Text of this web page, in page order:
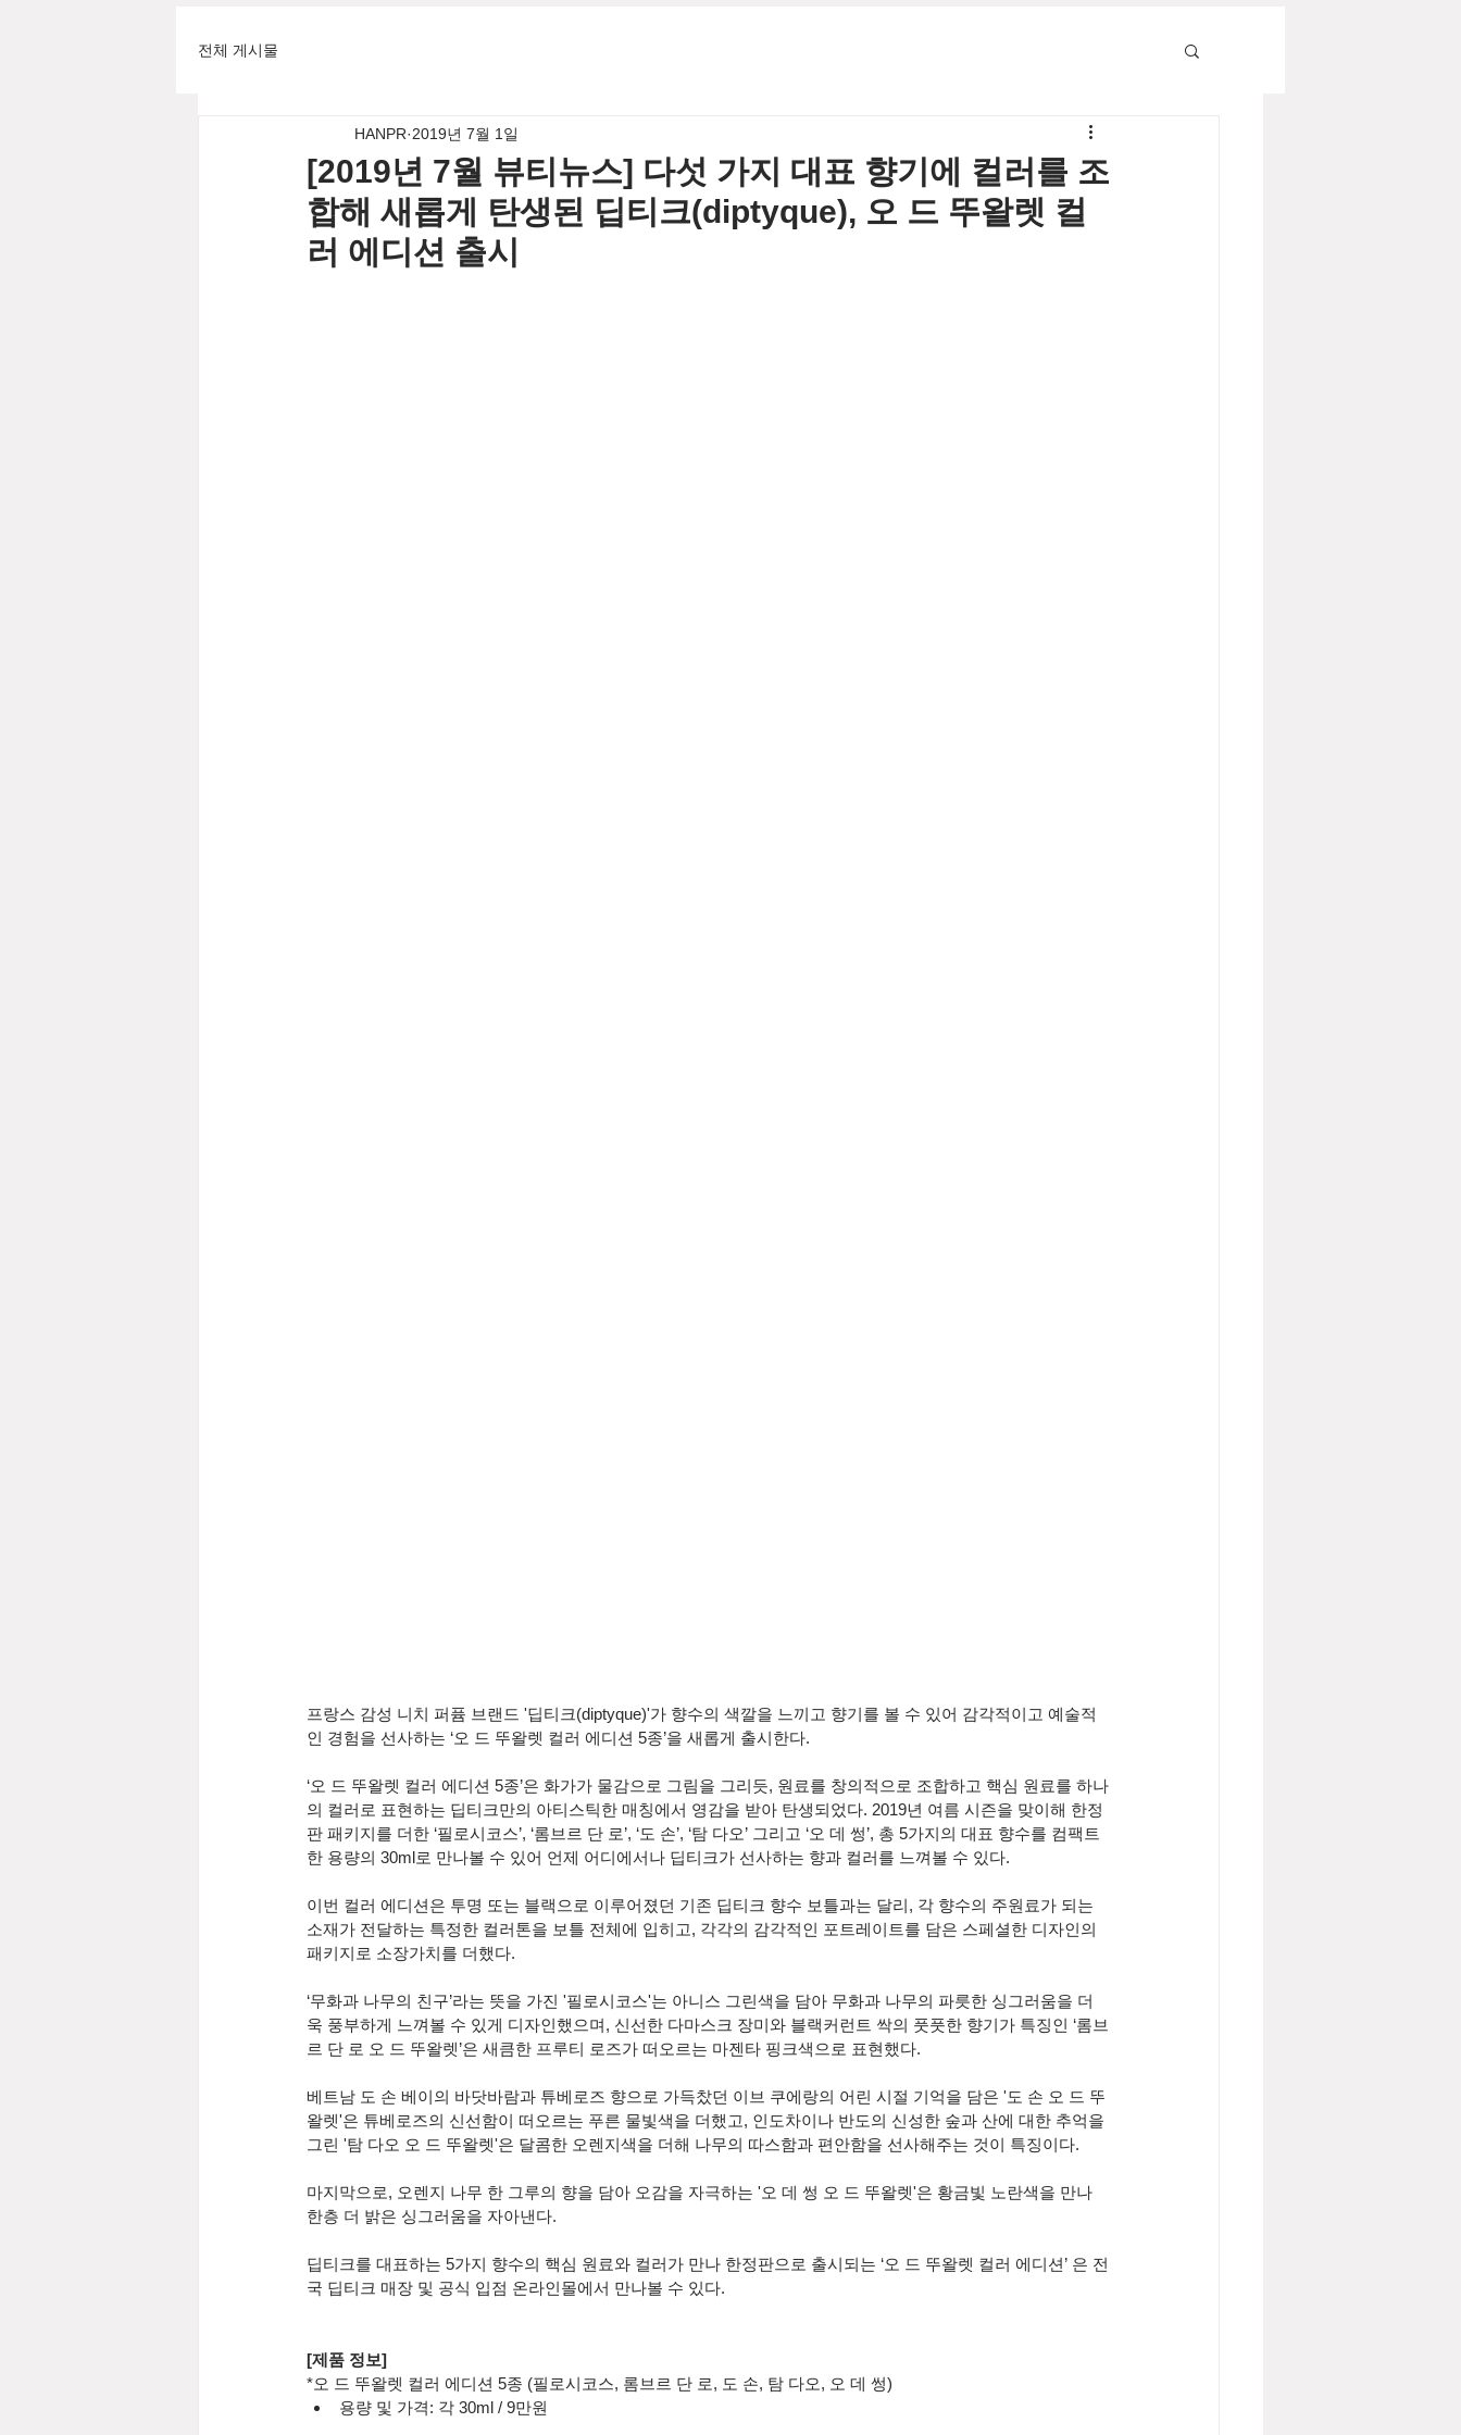
전체 게시물
[2019년 7월 뷰티뉴스] 다섯 가지 대표 향기에 컬러를 조
합해 새롭게 탄생된 딥티크(diptyque), 오 드 뚜왈렛 컬
러 에디션 출시
HANPR 2019년 7월 1일
프랑스 감성 니치 퍼퓸 브랜드 '딥티크(diptyque)'가 향수의 색깔을 느끼고 향기를 볼 수 있어 감각적이고 예술적
인 경험을 선사하는 ‘오 드 뚜왈렛 컬러 에디션 5종’을 새롭게 출시한다.
‘오 드 뚜왈렛 컬러 에디션 5종’은 화가가 물감으로 그림을 그리듯, 원료를 창의적으로 조합하고 핵심 원료를 하나
의 컬러로 표현하는 딥티크만의 아티스틱한 매칭에서 영감을 받아 탄생되었다. 2019년 여름 시즌을 맞이해 한정
판 패키지를 더한 ‘필로시코스’, ‘롬브르 단 로’, ‘도 손’, ‘탐 다오’ 그리고 ‘오 데 썽’, 총 5가지의 대표 향수를 컴팩트
한 용량의 30ml로 만나볼 수 있어 언제 어디에서나 딥티크가 선사하는 향과 컬러를 느껴볼 수 있다.
이번 컬러 에디션은 투명 또는 블랙으로 이루어졌던 기존 딥티크 향수 보틀과는 달리, 각 향수의 주원료가 되는
소재가 전달하는 특정한 컬러톤을 보틀 전체에 입히고, 각각의 감각적인 포트레이트를 담은 스페셜한 디자인의
패키지로 소장가치를 더했다.
‘무화과 나무의 친구’라는 뜻을 가진 '필로시코스'는 아니스 그린색을 담아 무화과 나무의 파릇한 싱그러움을 더
욱 풍부하게 느껴볼 수 있게 디자인했으며, 신선한 다마스크 장미와 블랙커런트 싹의 풋풋한 향기가 특징인 ‘롬브
르 단 로 오 드 뚜왈렛’은 새큼한 프루티 로즈가 떠오르는 마젠타 핑크색으로 표현했다.
베트남 도 손 베이의 바닷바람과 튜베로즈 향으로 가득찼던 이브 쿠에랑의 어린 시절 기억을 담은 '도 손 오 드 뚜
왈렛'은 튜베로즈의 신선함이 떠오르는 푸른 물빛색을 더했고, 인도차이나 반도의 신성한 숲과 산에 대한 추억을
그린 '탐 다오 오 드 뚜왈렛'은 달콤한 오렌지색을 더해 나무의 따스함과 편안함을 선사해주는 것이 특징이다.
마지막으로, 오렌지 나무 한 그루의 향을 담아 오감을 자극하는 '오 데 썽 오 드 뚜왈렛'은 황금빛 노란색을 만나
한층 더 밝은 싱그러움을 자아낸다.
딥티크를 대표하는 5가지 향수의 핵심 원료와 컬러가 만나 한정판으로 출시되는 ‘오 드 뚜왈렛 컬러 에디션’ 은 전
국 딥티크 매장 및 공식 입점 온라인몰에서 만나볼 수 있다.
[제품 정보]
*오 드 뚜왈렛 컬러 에디션 5종 (필로시코스, 롬브르 단 로, 도 손, 탐 다오, 오 데 썽)
용량 및 가격: 각 30ml / 9만원